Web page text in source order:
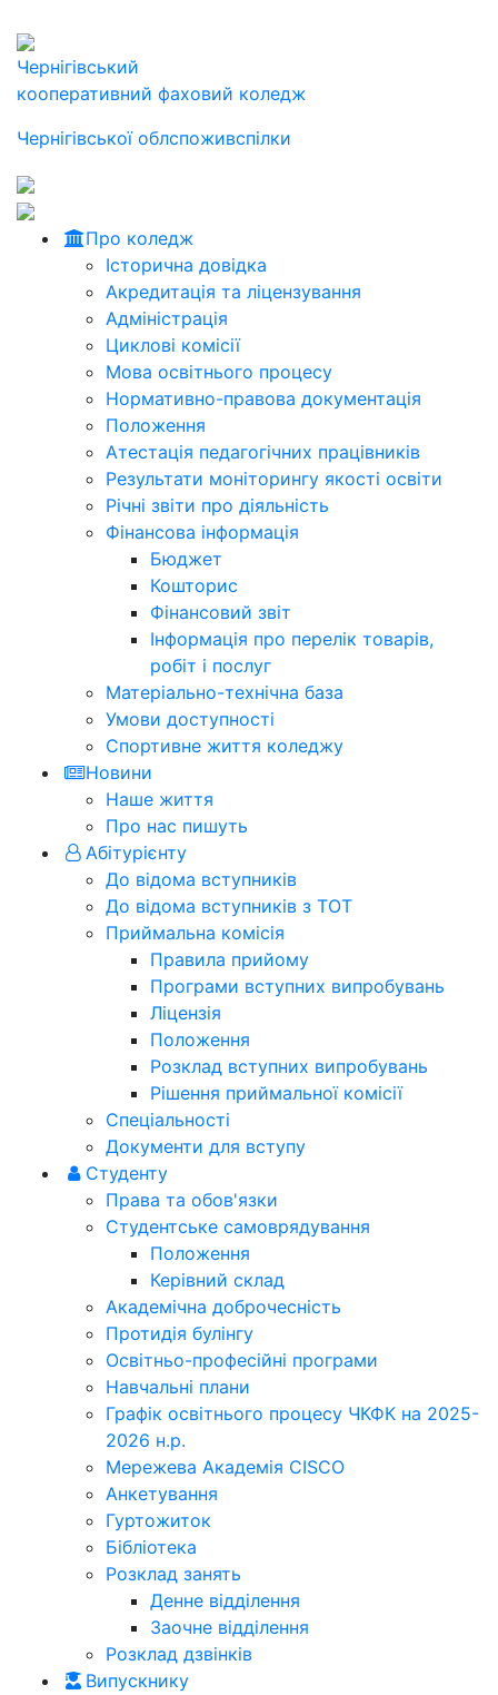
Чернігівський
кооперативний фаховий коледж
Чернігівської облспоживспілки
Про коледж
Історична довідка
Акредитація та ліцензування
Адміністрація
Циклові комісії
Мова освітнього процесу
Нормативно-правова документація
Положення
Атестація педагогічних працівників
Результати моніторингу якості освіти
Річні звіти про діяльність
Фінансова інформація
Бюджет
Кошторис
Фінансовий звіт
Інформація про перелік товарів,
робіт і послуг
Матеріально-технічна база
Умови доступності
Спортивне життя коледжу
Новини
Наше життя
Про нас пишуть
Абітурієнту
До відома вступників
До відома вступників з ТОТ
Приймальна комісія
Правила прийому
Програми вступних випробувань
Ліцензія
Положення
Розклад вступних випробувань
Рішення приймальної комісії
Спеціальності
Документи для вступу
Студенту
Права та обов'язки
Студентське самоврядування
Положення
Керівний склад
Академічна доброчесність
Протидія булінгу
Освітньо-професійні програми
Навчальні плани
Графік освітнього процесу ЧКФК на 2025-
2026 н.р.
Мережева Академія CISCO
Анкетування
Гуртожиток
Бібліотека
Розклад занять
Денне відділення
Заочне відділення
Розклад дзвінків
Випускнику